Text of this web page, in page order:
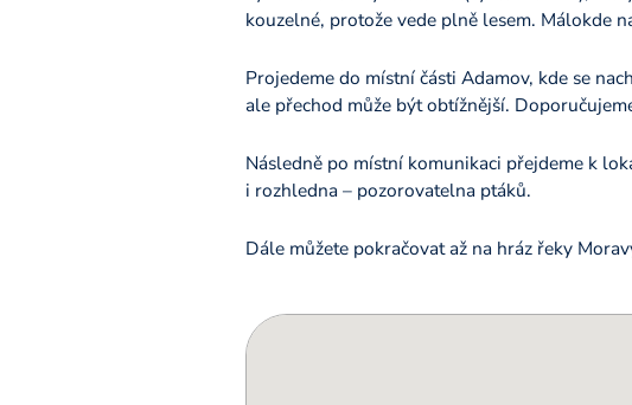
kouzelné, protože vede plně lesem. Málokde
Projedeme do místní části Adamov, kde se
ale přechod může být obtížnější.
Následně po místní komunikaci přejdeme k
i rozhledna – pozorovatelna ptáků.
Dále můžete pokračovat až na hráz řeky